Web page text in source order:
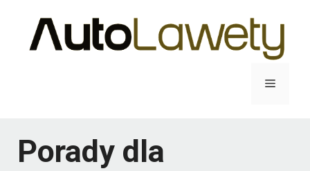
Menu
Porady dla